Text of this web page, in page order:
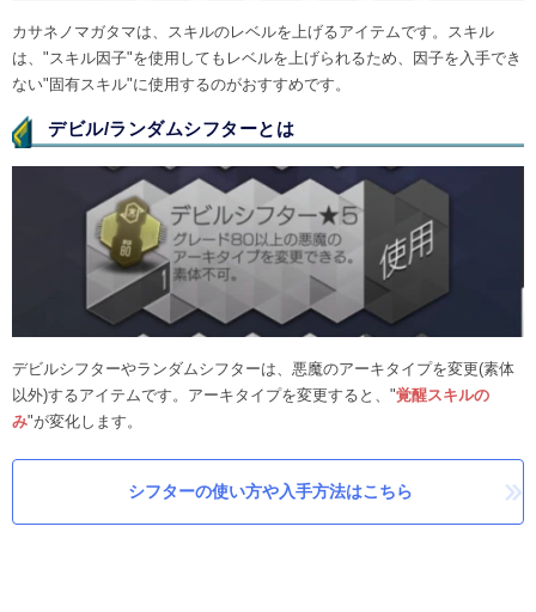
カサネノマガタマは、スキルのレベルを上げるアイテムです。スキル
は、"スキル因子"を使用してもレベルを上げられるため、因子を入手でき
ない"固有スキル"に使用するのがおすすめです。
デビル/ランダムシフターとは
デビルシフターやランダムシフターは、悪魔のアーキタイプを変更(素体
以外)するアイテムです。アーキタイプを変更すると、"覚醒スキルの
み"が変化します。
シフターの使い方や入手方法はこちら